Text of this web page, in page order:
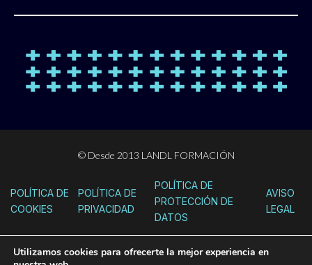
© Desde 2013 LANDL FORMACIÓN
POLÍTICA DE
COOKIES
POLÍTICA DE
PRIVACIDAD
POLÍTICA DE
PROTECCIÓN DE
DATOS
AVISO
LEGAL
Utilizamos cookies para ofrecerte la mejor experiencia en